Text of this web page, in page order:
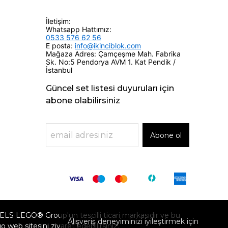
Alışveriş deneyiminizi iyileştirmek için
İletişim:
Whatsapp Hattımız:
0533 576 62 56
E posta: info@ikinciblok.com
Mağaza Adres: Çamçeşme Mah. Fabrika
Sk. No:5 Pendorya AVM 1. Kat Pendik /
İstanbul
Güncel set listesi duyuruları için
abone olabilirsiniz
Abone ol
LEGO® Group'un tescilli ticari markasıdır ve bu
web sitesini ziyaret edebilirsiniz.